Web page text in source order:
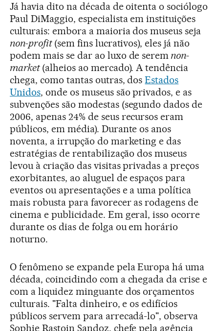
Já havia dito na década de oitenta o sociólogo
Paul DiMaggio, especialista em instituições
culturais: embora a maioria dos museus seja
non-profit(sem fins lucrativos), eles já não
podem mais se dar ao luxo de seremnon-
market(alheios ao mercado). A tendência
chega, como tantas outras, dosEstados
Unidos, onde os museus são privados, e as
subvenções são modestas (segundo dados de
2006, apenas 24% de seus recursos eram
públicos, em média). Durante os anos
noventa, a irrupção do marketing e das
estratégias de rentabilização dos museus
levou à criação das visitas privadas a preços
exorbitantes, ao aluguel de espaços para
eventos ou apresentações e a uma política
mais robusta para favorecer as rodagens de
cinema e publicidade. Em geral, isso ocorre
durante os dias de folga ou em horário
noturno.
O fenômeno se expande pela Europa há uma
década, coincidindo com a chegada da crise e
com a liquidez minguante dos orçamentos
culturais. "Falta dinheiro, e os edifícios
públicos servem para arrecadá-lo", observa
Sophie Rastoin Sandoz, chefe pela agência